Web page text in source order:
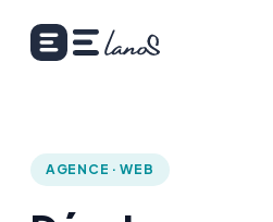
AGENCE · WEB